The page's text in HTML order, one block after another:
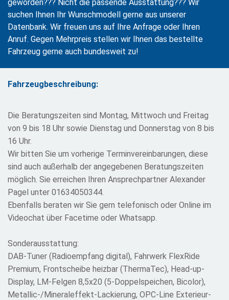
geworden??? Nicht die passende Ausstattung??? Wir
suchen Ihnen Ihr Wunschmodell gerne aus unserer
Datenbank. Wir freuen uns auf Ihre Anfrage oder Ihren
Anruf. Gegen Mehrpreis stellen wir Ihnen das bestellte
Fahrzeug gerne auch bundesweit zu!
Fahrzeugbeschreibung:
Die Beratungszeiten sind Montag, Mittwoch und Freitag
von 9 bis 18 Uhr sowie Dienstag und Donnerstag von 8 bis
16 Uhr.
Wir bitten Sie um vorherige Terminvereinbarungen, diese
sind auch außerhalb der angegebenen Beratungszeiten
möglich. Sie erreichen Ihren Ansprechpartner Alexander
Pagel unter 01634050344.
Ebenfalls beraten wir Sie gern telefonisch oder Online im
Videochat über Facetime oder Whatsapp.
Sonderausstattung:
DAB-Tuner (Radioempfang digital), Fahrwerk FlexRide
Premium, Frontscheibe heizbar (ThermaTec), Head-up-
Display, LM-Felgen 8,5x20 (5-Doppelspeichen, Bicolor),
Metallic-/Mineraleffekt-Lackierung, OPC-Line Exterieur-